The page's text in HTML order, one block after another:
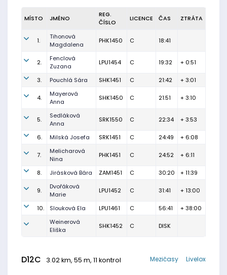
MÍSTO JMÉNO
REG.
ČÍSLO
LICENCE ČAS ZTRÁTA
1.
Tihonová
Magdalena
PHK1450 C 18:41
2.
Fenclová
Zuzana
LPU1454 C 19:32 + 0:51
3. Pouchlá Sára SHK1451 C 21:42 + 3:01
4.
Mayerová
Anna
SHK1450 C 21:51 + 3:10
5.
Sedláková
Anna
SRK1550 C 22:34 + 3:53
6. Milská Josefa SRK1451 C 24:49 + 6:08
7.
Melicharová
Nina
PHK1451 C 24:52 + 6:11
8. Jirásková Bára ZAM1451 C 30:20 + 11:39
9.
Dvořáková
Marie
LPU1452 C 31:41 + 13:00
10. Slouková Ela LPU1461 C 56:41
+ 38:00
Weinerová
Eliška
SHK1452 C DISK
D12C 3.02 km, 55 m, 11 kontrol Livelox
Mezičasy